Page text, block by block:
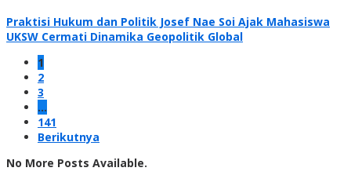
Praktisi Hukum dan Politik Josef Nae Soi Ajak Mahasiswa
UKSW Cermati Dinamika Geopolitik Global
1
2
3
…
141
Berikutnya
No More Posts Available.